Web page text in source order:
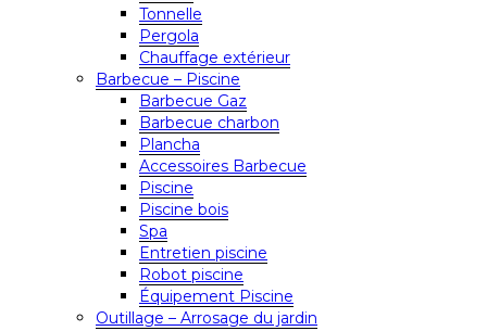
Tonnelle
Pergola
Chauffage extérieur
Barbecue – Piscine
Barbecue Gaz
Barbecue charbon
Plancha
Accessoires Barbecue
Piscine
Piscine bois
Spa
Entretien piscine
Robot piscine
Équipement Piscine
Outillage – Arrosage du jardin